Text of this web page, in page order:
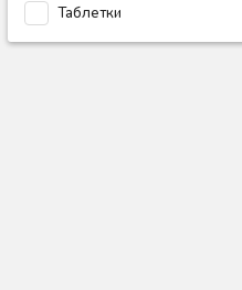
Таблетки